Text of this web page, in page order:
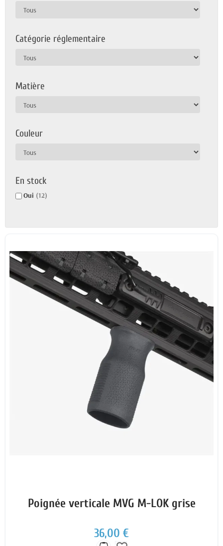
Catégorie réglementaire
Matière
Couleur
En stock
Oui (12)
Poignée verticale MVG M-LOK grise
36,00 €